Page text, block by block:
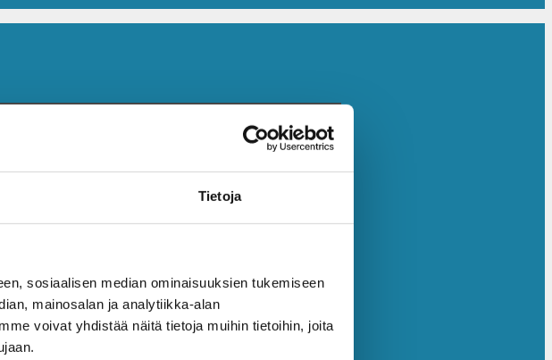
Tietoja
sosiaalisen median ominaisuuksien tukemiseen
mainosalan ja analytiikka-alan
voivat yhdistää näitä tietoja muihin tietoihin, joita